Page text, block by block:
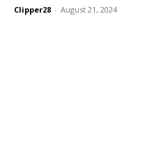
Clipper28 - August 21, 2024